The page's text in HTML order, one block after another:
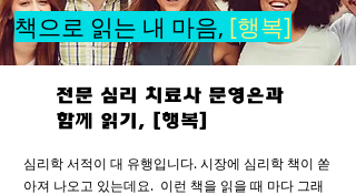
책으로 읽는 내 마음, [행복]
전문 심리 치료사 문영은과
함께 읽기, [행복]
심리학 서적이 대 유행입니다. 시장에 심리학 책이 쏟
아져 나오고 있는데요. 이런 책을 읽을 때 마다 그래